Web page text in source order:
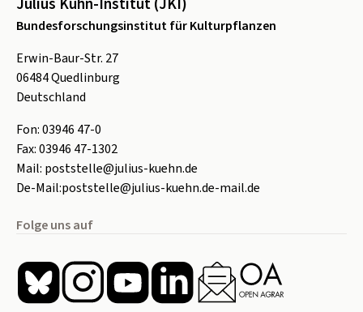
Julius Kühn-Institut (JKI)
Bundesforschungsinstitut für Kulturpflanzen
Erwin-Baur-Str. 27
06484Quedlinburg
Deutschland
Fon:03946 47-0
Fax:03946 47-1302
Mail: poststelle@julius-kuehn.de
De-Mail:poststelle@julius-kuehn.de-mail.de
Folge uns auf